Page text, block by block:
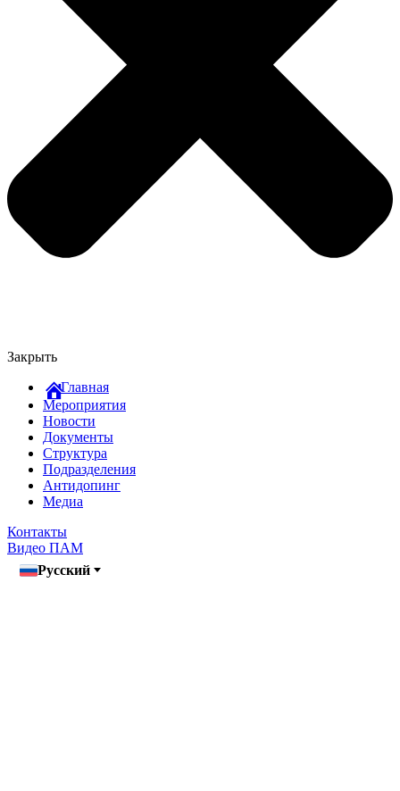
Закрыть
Главная
Мероприятия
Новости
Документы
Структура
Подразделения
Антидопинг
Медиа
Контакты
Видео ПАМ
Русский